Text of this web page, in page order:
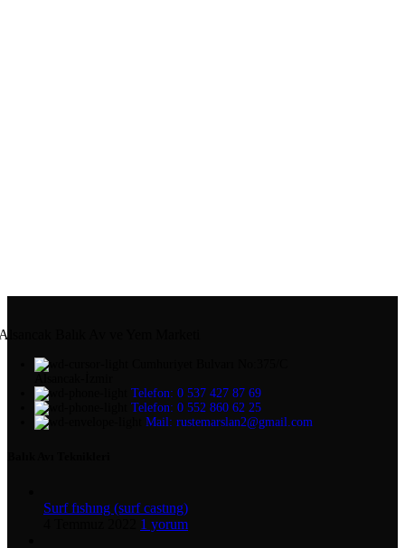
Balık Av ve Yem Marketi
Telefon: 0 537 427 87 69
Telefon: 0 552 860 62 25
Mail: rustemarslan2@gmail.com
Surf fıshıng (surf castıng)
1 yorum